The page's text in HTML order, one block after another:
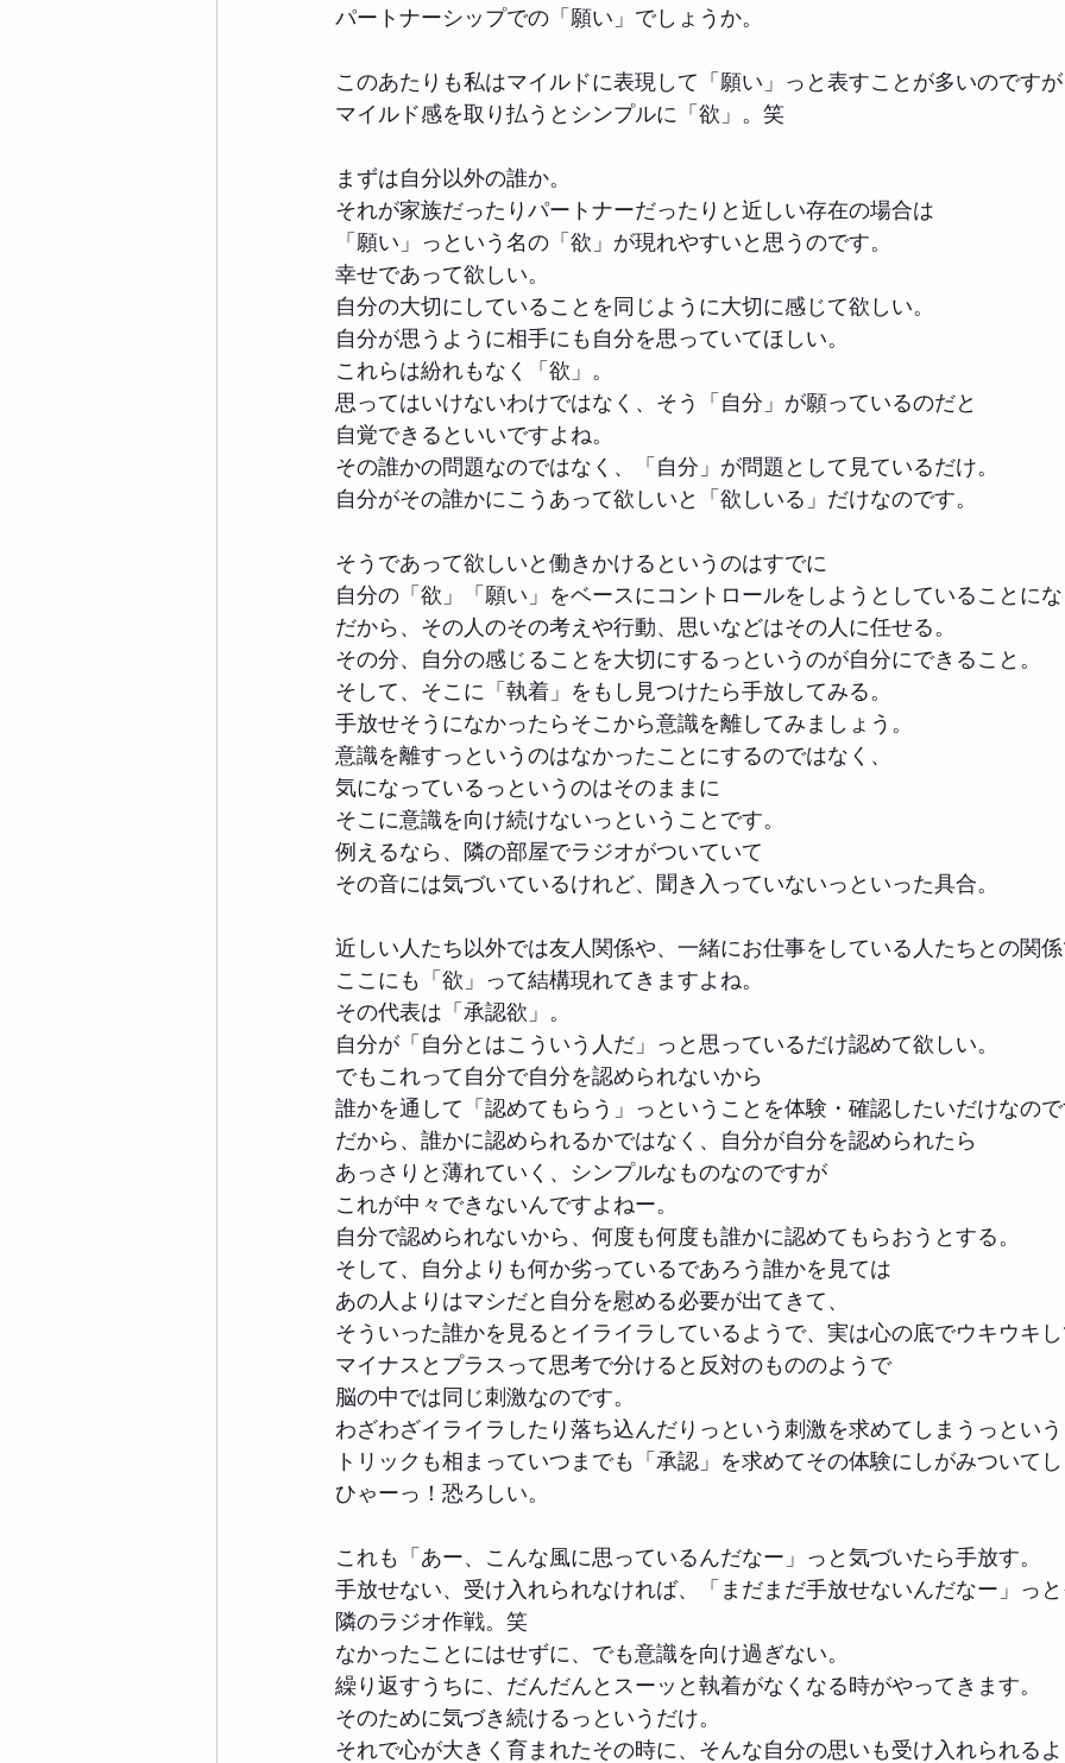
パートナーシップでの「願い」でしょうか。
このあたりも私はマイルドに表現して「願い」っと表すことが多いのですが
マイルド感を取り払うとシンプルに「欲」。笑
まずは自分以外の誰か。
それが家族だったりパートナーだったりと近しい存在の場合は
「願い」っという名の「欲」が現れやすいと思うのです。
幸せであって欲しい。
自分の大切にしていることを同じように大切に感じて欲しい。
自分が思うように相手にも自分を思っていてほしい。
これらは紛れもなく「欲」。
思ってはいけないわけではなく、そう「自分」が願っているのだと
自覚できるといいですよね。
その誰かの問題なのではなく、「自分」が問題として見ているだけ。
自分がその誰かにこうあって欲しいと「欲しいる」だけなのです。
そうであって欲しいと働きかけるというのはすでに
自分の「欲」「願い」をベースにコントロールをしようとしていることに
だから、その人のその考えや行動、思いなどはその人に任せる。
その分、自分の感じることを大切にするっというのが自分にできること。
そして、そこに「執着」をもし見つけたら手放してみる。
手放せそうになかったらそこから意識を離してみましょう。
意識を離すっというのはなかったことにするのではなく、
気になっているっというのはそのままに
そこに意識を向け続けないっということです。
例えるなら、隣の部屋でラジオがついていて
その音には気づいているけれど、聞き入っていないっといった具合。
近しい人たち以外では友人関係や、一緒にお仕事をしている人たちとの関
ここにも「欲」って結構現れてきますよね。
その代表は「承認欲」。
自分が「自分とはこういう人だ」っと思っているだけ認めて欲しい。
でもこれって自分で自分を認められないから
誰かを通して「認めてもらう」っということを体験・確認したいだけなの
だから、誰かに認められるかではなく、自分が自分を認められたら
あっさりと薄れていく、シンプルなものなのですが
これが中々できないんですよねー。
自分で認められないから、何度も何度も誰かに認めてもらおうとする。
そして、自分よりも何か劣っているであろう誰かを見ては
あの人よりはマシだと自分を慰める必要が出てきて、
そういった誰かを見るとイライラしているようで、実は心の底でウキウキ
マイナスとプラスって思考で分けると反対のもののようで
脳の中では同じ刺激なのです。
わざわざイライラしたり落ち込んだりっという刺激を求めてしまうっという
トリックも相まっていつまでも「承認」を求めてその体験にしがみついて
ひゃーっ！恐ろしい。
これも「あー、こんな風に思っているんだなー」っと気づいたら手放す。
手放せない、受け入れられなければ、「まだまだ手放せないんだなー」っ
隣のラジオ作戦。笑
なかったことにはせずに、でも意識を向け過ぎない。
繰り返すうちに、だんだんとスーッと執着がなくなる時がやってきます。
そのために気づき続けるっというだけ。
それで心が大きく育まれたその時に、そんな自分の思いも受け入れられる